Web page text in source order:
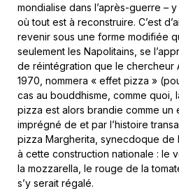
mondialise dans l’après-guerre –
où tout est à reconstruire. C’est
revenir sous une forme modifiée
seulement les Napolitains, se
de réintégration que le chercheur
1970, nommera « effet pizza »
cas au bouddhisme, comme quoi,
pizza est alors brandie comme un
imprégné de et par l’histoire
pizza Margherita, synecdoque de
à cette construction nationale : le
la mozzarella, le rouge de la
s’y serait régalé.